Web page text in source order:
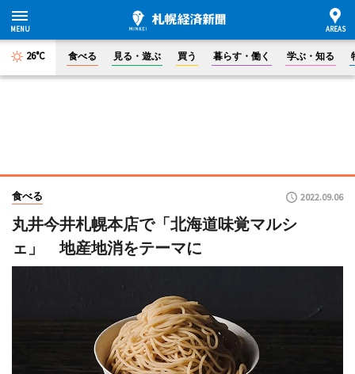
26°C 食べる 見る・遊ぶ 買う 暮らす・働く 学ぶ・知る
食べる 2022.09.06
丸井今井札幌本店で「北海道味覚マルシ
ェ」 地産地消をテーマに